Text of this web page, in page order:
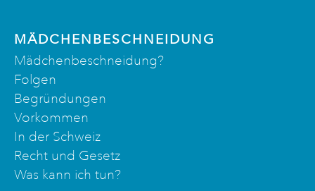
MÄDCHENBESCHNEIDUNG
Mädchenbeschneidung?
Folgen
Begründungen
Vorkommen
In der Schweiz
Recht und Gesetz
Was kann ich tun?